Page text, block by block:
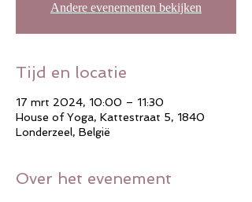
Andere evenementen bekijken
Tijd en locatie
17 mrt 2024, 10:00 – 11:30
House of Yoga, Kattestraat 5, 1840
Londerzeel, België
Over het evenement